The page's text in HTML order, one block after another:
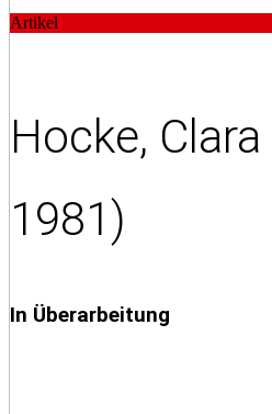
Artikel
Hocke,
1981)
In Überarbeitung